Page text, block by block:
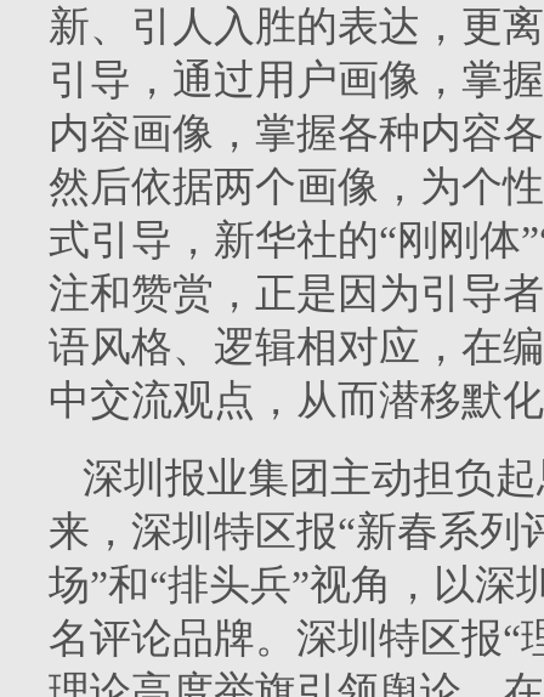
新、引人入胜的表达，更
引导，通过用户画像，掌
内容画像，掌握各种内容
然后依据两个画像，为个
式引导，新华社的“刚刚体
注和赞赏，正是因为引导
语风格、逻辑相对应，在
中交流观点，从而潜移默
深圳报业集团主动担负
来，深圳特区报“新春系列
场”和“排头兵”视角，以深
名评论品牌。深圳特区报“